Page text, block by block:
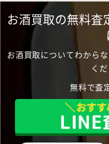
お酒買取の無料査
お酒買取についてわから
くだ
無料で査